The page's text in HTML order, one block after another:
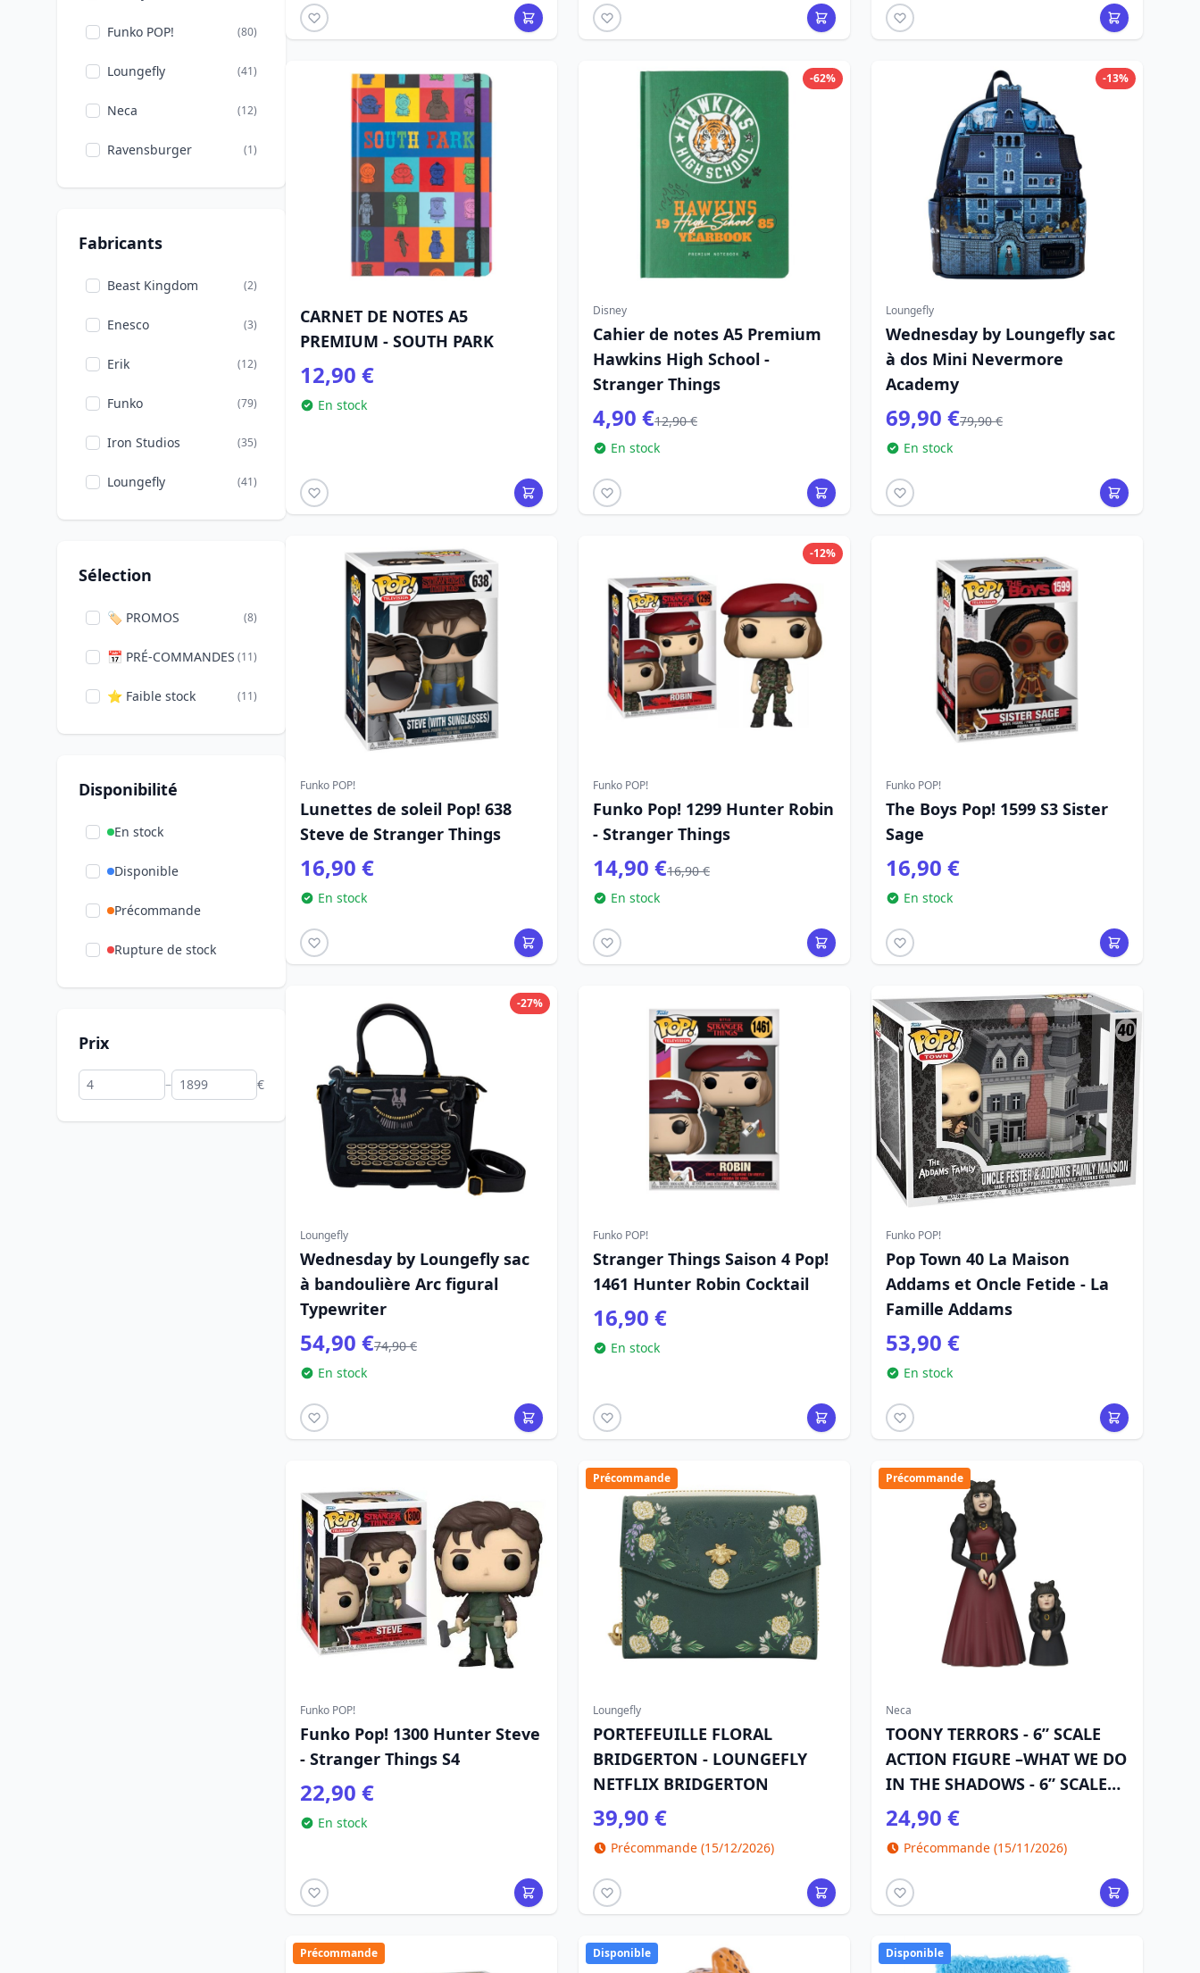
Funko POP! (80)
Loungefly (41)
Neca (12)
Ravensburger (1)
Fabricants
Beast Kingdom (2)
Enesco (3)
Erik (12)
Funko (79)
Iron Studios (35)
Loungefly (41)
NECA (11)
Sélection
🏷️ PROMOS (8)
📅 PRÉ-COMMANDES (11)
⭐ Faible stock (11)
Disponibilité
En stock
Disponible
Précommande
Rupture de stock
Prix
– €
CARNET DE NOTES A5
PREMIUM - SOUTH PARK
12,90 €
En stock
-62%
Disney
Cahier de notes A5 Premium
Hawkins High School -
Stranger Things
4,90 €12,90 €
En stock
-13%
Loungefly
Wednesday by Loungefly sac
à dos Mini Nevermore
Academy
69,90 €79,90 €
En stock
Funko POP!
Lunettes de soleil Pop! 638
Steve de Stranger Things
16,90 €
En stock
-12%
Funko POP!
Funko Pop! 1299 Hunter Robin
- Stranger Things
14,90 €16,90 €
En stock
Funko POP!
The Boys Pop! 1599 S3 Sister
Sage
16,90 €
En stock
-27%
Loungefly
Wednesday by Loungefly sac
à bandoulière Arc figural
Typewriter
54,90 €74,90 €
En stock
Funko POP!
Stranger Things Saison 4 Pop!
1461 Hunter Robin Cocktail
16,90 €
En stock
Funko POP!
Pop Town 40 La Maison
Addams et Oncle Fetide - La
Famille Addams
53,90 €
En stock
Funko POP!
Funko Pop! 1300 Hunter Steve
- Stranger Things S4
22,90 €
En stock
Précommande
Loungefly
PORTEFEUILLE FLORAL
BRIDGERTON - LOUNGEFLY
NETFLIX BRIDGERTON
39,90 €
Précommande (15/12/2026)
Précommande
Neca
TOONY TERRORS - 6” SCALE
ACTION FIGURE –WHAT WE DO
IN THE SHADOWS - 6” SCALE
ACTION FIGURE – TOONY
TERRORS " NADJA “
24,90 €
Précommande (15/11/2026)
Précommande Disponible Disponible